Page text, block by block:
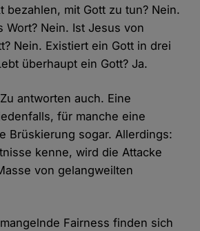
bezahlen, mit Gott zu tun? Nein.
Wort? Nein. Ist Jesus von
Nein. Existiert ein Gott in drei
überhaupt ein Gott? Ja.
antworten auch. Eine
für manche eine
Brüskierung sogar. Allerdings:
kenne, wird die Attacke
von gelangweilten
Fairness finden sich